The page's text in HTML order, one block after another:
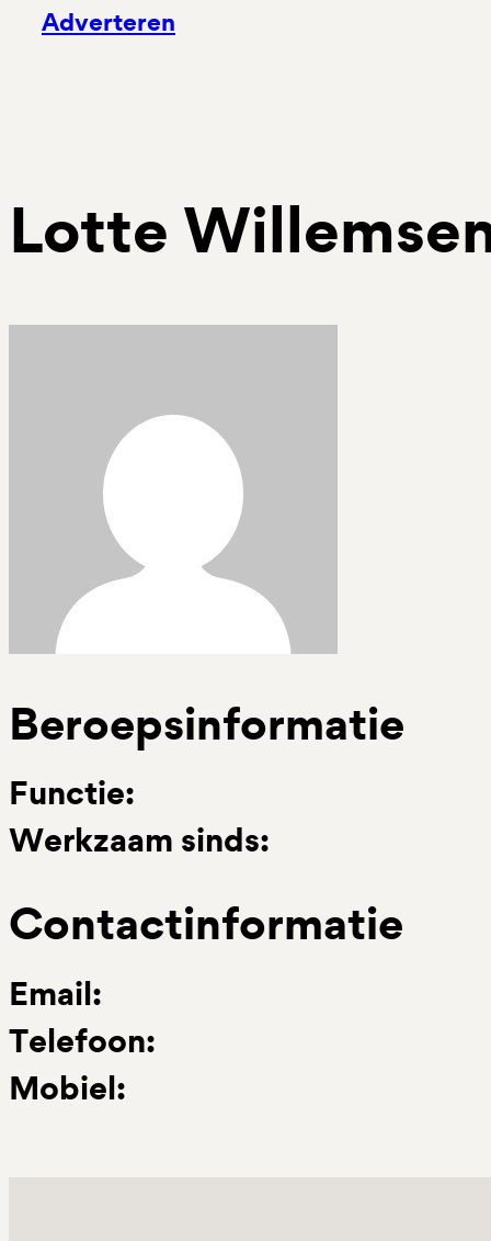
Adverteren
Lotte
Beroepsinformatie
Functie:
Werkzaam sinds:
Contactinformatie
Email:
Telefoon:
Mobiel: